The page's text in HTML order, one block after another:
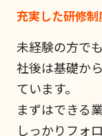
充実した研修制
未経験の方で
社後は基礎か
ています。
まずはできる
しっかりフォ